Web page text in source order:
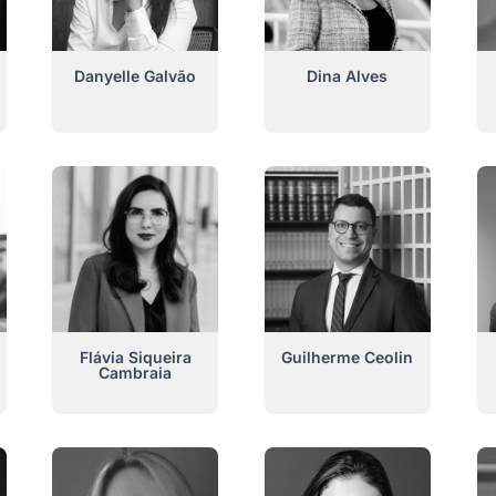
Danyelle Galvão Dina Alves
Flávia Siqueira
Cambraia
Guilherme Ceolin